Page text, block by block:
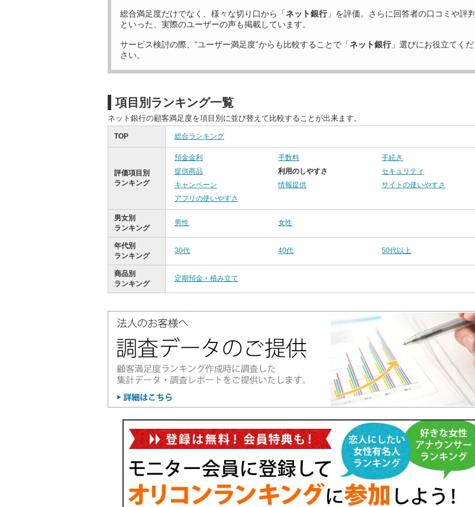
総合満足度だけでなく、様々な切り口から「ネット銀行」を評価。さらに回答者の口コミや評判
といった、実際のユーザーの声も掲載しています。
サービス検討の際、“ユーザー満足度”からも比較することで「ネット銀行」選びにお役立てくだ
さい。
項目別ランキング一覧
ネット銀行の顧客満足度を項目別に並び替えて比較することが出来ます。
TOP 総合ランキング
評価項目別
ランキング
預金金利 手数料
手続き
提供商品
利用のしやすさ
セキュリティ
キャンペーン
情報提供
サイトの使いやすさ
アプリの使いやすさ
男女別
ランキング
男性 女性
年代別
ランキング
30代 40代 50代以上
商品別
ランキング
定期預金・積み立て